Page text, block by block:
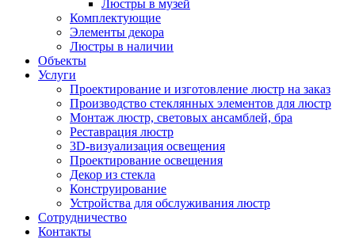
Люстры в музей
Комплектующие
Элементы декора
Люстры в наличии
Объекты
Услуги
Проектирование и изготовление люстр на заказ
Производство стеклянных элементов для люстр
Монтаж люстр, световых ансамблей, бра
Реставрация люстр
3D-визуализация освещения
Проектирование освещения
Декор из стекла
Конструирование
Устройства для обслуживания люстр
Сотрудничество
Контакты